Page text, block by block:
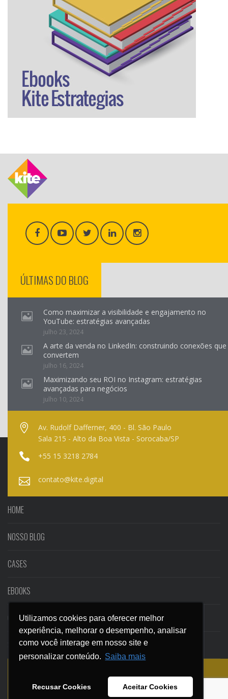
Utilizamos cookies para oferecer melhor
experiência, melhorar o desempenho, analisar
como você interage em nosso site e
personalizar conteúdo. Saiba mais
Recusar Cookies Aceitar Cookies
Utilizamos cookies para oferecer melhor
experiência, melhorar o desempenho, analisar
como você interage em nosso site e
personalizar conteúdo. Saiba mais
Recusar Cookies Aceitar Cookies
ÚLTIMAS DO BLOG
Como maximizar a visibilidade e engajamento no
YouTube: estratégias avançadas
julho 23, 2024
A arte da venda no LinkedIn: construindo conexões que
convertem
julho 16, 2024
Maximizando seu ROI no Instagram: estratégias
avançadas para negócios
julho 10, 2024
Av. Rudolf Dafferner, 400 - Bl. São Paulo
Sala 215 - Alto da Boa Vista - Sorocaba/SP
+55 15 3218 2784
contato@kite.digital
HOME
NOSSO BLOG
CASES
EBOOKS
CONTATO
SEGURANÇA E PRIVACIDADE
© KITE ESTRATÉGIAS DIGITAIS